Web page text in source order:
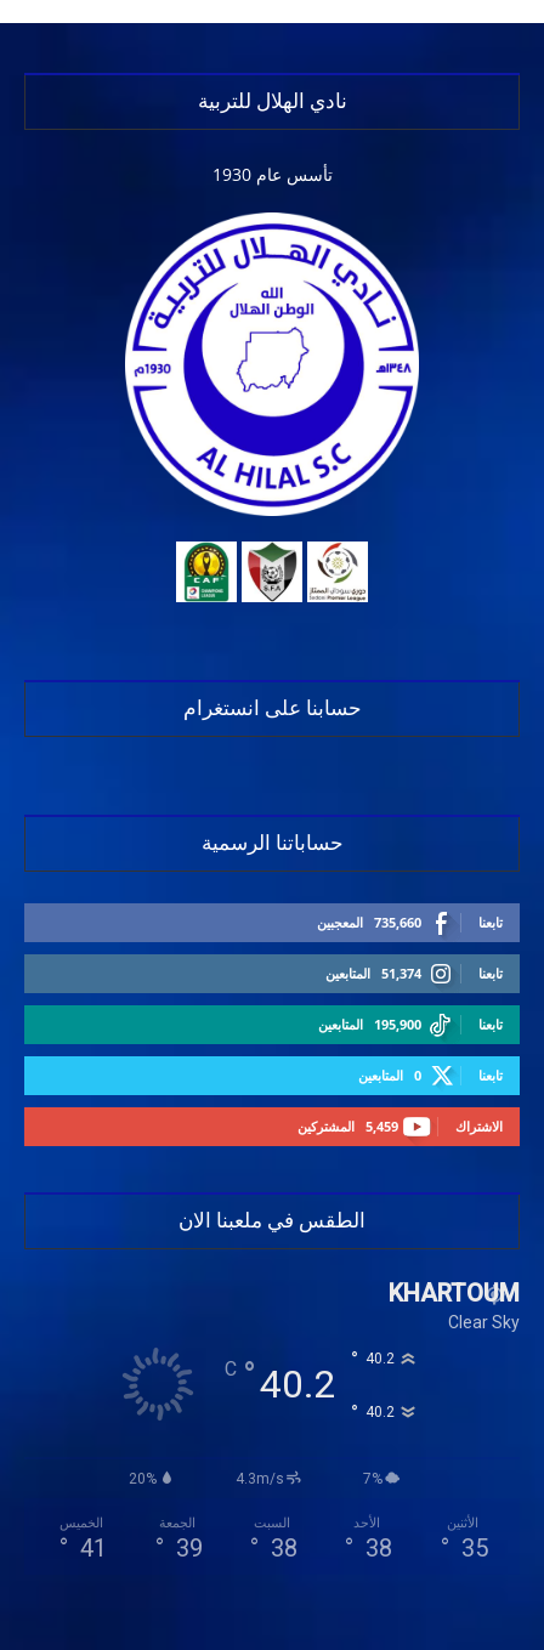
نادي الهلال للتربية
تأسس عام 1930
حسابنا على انستغرام
حساباتنا الرسمية
735,660 المعجبين تابعنا
51,374 المتابعين تابعنا
195,900 المتابعين تابعنا
0 المتابعين تابعنا
5,459 المشتركين الاشتراك
الطقس في ملعبنا الان
KHARTOUM
Clear Sky
40.2
°
C 40.2
°
40.2
°
20% 4.3m/s 7%
الخميس
41
°
الجمعة
39
°
السبت
38
°
الأحد
38
°
الأثنين
35
°